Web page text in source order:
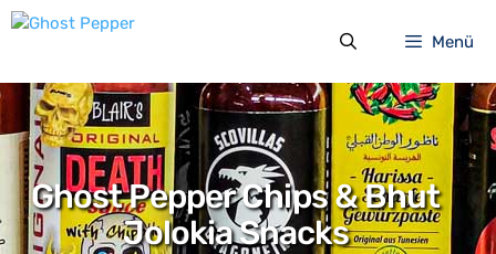
Zum
Menü
Ghost Pepper Chips & Bhut
Jolokia Snacks